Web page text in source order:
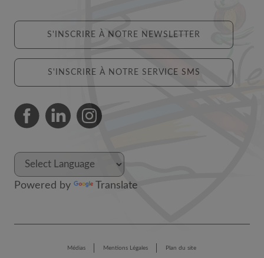
S'INSCRIRE À NOTRE NEWSLETTER
S'INSCRIRE À NOTRE SERVICE SMS
Powered by Translate
Médias Mentions Légales Plan du site